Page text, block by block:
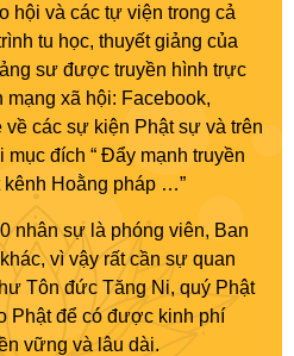
hội và các tự viện trong cả
tu học, thuyết giảng của
sư được truyền hình trực
mạng xã hội: Facebook,
các sự kiện Phật sự và trên
đích “ Đẩy mạnh truyền
Hoằng pháp …”
nhân sự là phóng viên, Ban
vì vậy rất cần sự quan
Tôn đức Tăng Ni, quý Phật
Phật để có được kinh phí
vững và lâu dài.